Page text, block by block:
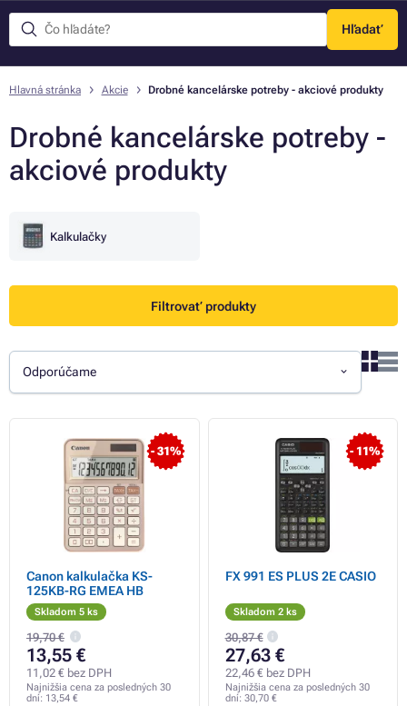
Hľadať
Menu
Hlavná stránka Akcie Drobné kancelárske potreby - akciové produkty
Drobné kancelárske potreby -
akciové produkty
Kalkulačky
Filtrovať produkty
Odporúčame
- 31%
Canon kalkulačka KS-
125KB-RG EMEA HB
Skladom 5 ks
19,70 €
13,55 €
11,02 € bez DPH
Najnižšia cena za posledných 30
dní: 13,54 €
- 11%
FX 991 ES PLUS 2E CASIO
Skladom 2 ks
30,87 €
27,63 €
22,46 € bez DPH
Najnižšia cena za posledných 30
dní: 30,70 €